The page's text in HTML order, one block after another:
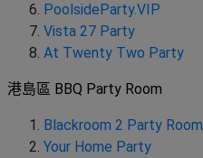
玩
樂
驗
手
作
沙
露
營
PoolsideParty.VIP
Vista 27 Party
At Twenty Two Party
港島區 BBQ Party Room
Blackroom 2 Party Room
Your Home Party